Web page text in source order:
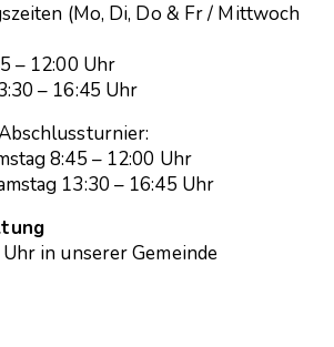
(Mo, Di, Do & Fr / Mittwoch
– 12:00 Uhr
– 16:45 Uhr
8:45 – 12:00 Uhr
13:30 – 16:45 Uhr
in unserer Gemeinde